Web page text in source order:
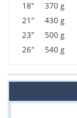
18"
370 g
21"
430 g
23"
500 g
26"
540 g